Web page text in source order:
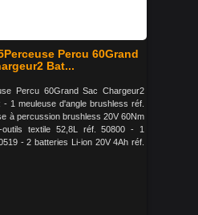
Percu 60Grand
Bat...
Percu 60Grand Sac Chargeur2
1 meuleuse d'angle brushless réf.
à percussion brushless 20V 60Nm
textile 52,8L réf. 50800 - 1
- 2 batteries Li-ion 20V 4Ah réf.